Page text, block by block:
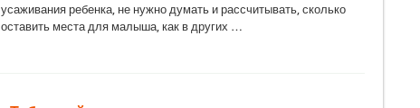
усаживания ребенка, не нужно думать и рассчитывать, сколько
оставить места для малыша, как в других …